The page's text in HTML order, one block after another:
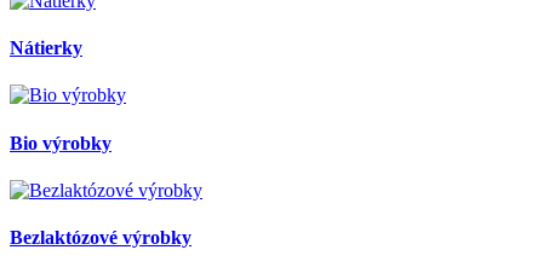
Nátierky
Bio výrobky
Bezlaktózové výrobky